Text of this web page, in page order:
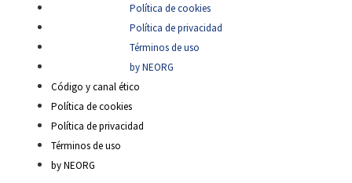
Política de cookies
Política de privacidad
Términos de uso
by NEORG
Código y canal ético
Política de cookies
Política de privacidad
Términos de uso
by NEORG